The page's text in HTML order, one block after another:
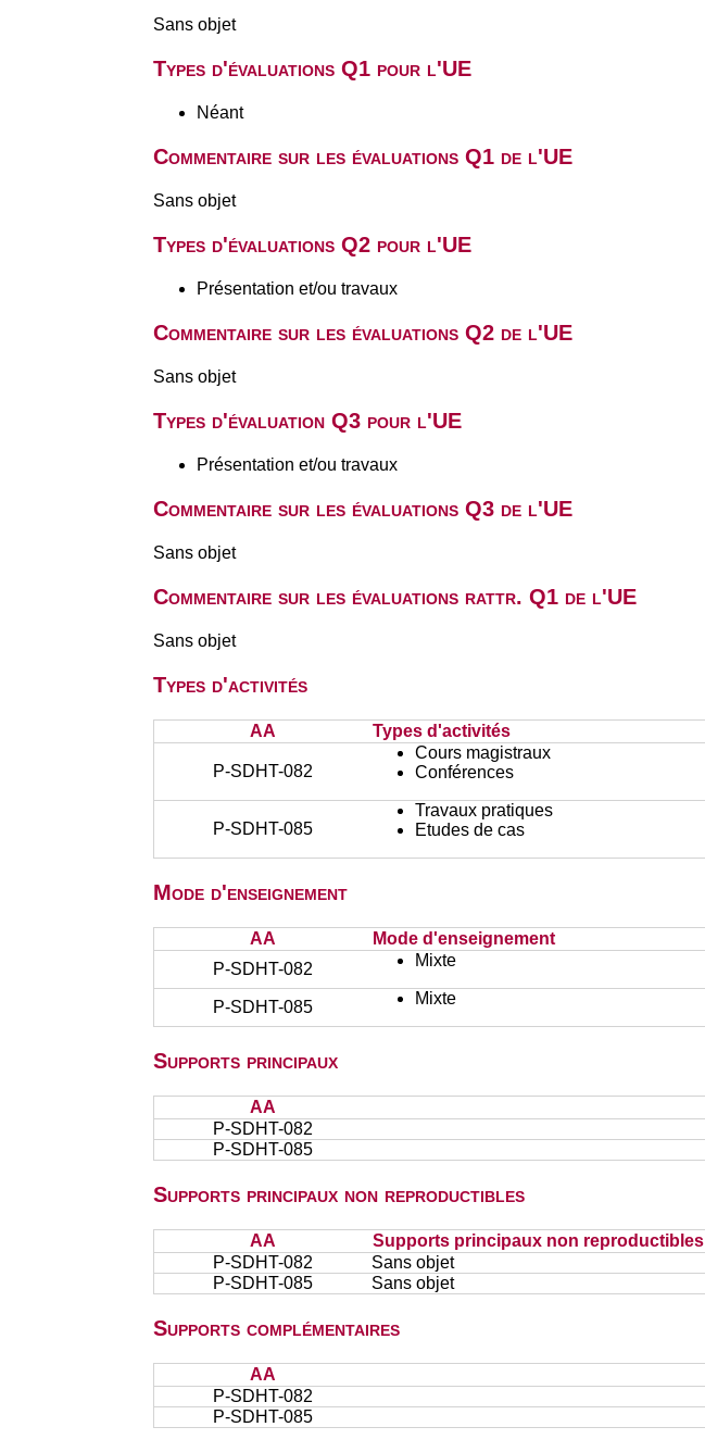
Sans objet
Types d'évaluations Q1 pour l'UE
Néant
Commentaire sur les évaluations Q1 de l'UE
Sans objet
Types d'évaluations Q2 pour l'UE
Présentation et/ou travaux
Commentaire sur les évaluations Q2 de l'UE
Sans objet
Types d'évaluation Q3 pour l'UE
Présentation et/ou travaux
Commentaire sur les évaluations Q3 de l'UE
Sans objet
Commentaire sur les évaluations rattr. Q1 de l'UE
Sans objet
Types d'activités
AA Types d'activités
P-SDHT-082
Cours magistraux
Conférences
P-SDHT-085
Travaux pratiques
Etudes de cas
Mode d'enseignement
AA
Mode d'enseignement
P-SDHT-082
Mixte
P-SDHT-085 Mixte
Supports principaux
AA
P-SDHT-082
P-SDHT-085
Supports principaux non reproductibles
AA
Supports principaux non reproductibles
P-SDHT-082
Sans objet
P-SDHT-085
Sans objet
Supports complémentaires
AA
P-SDHT-082
P-SDHT-085